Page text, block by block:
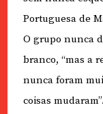
Portuguesa de
O grupo nunca
branco, “mas a
nunca foram
coisas